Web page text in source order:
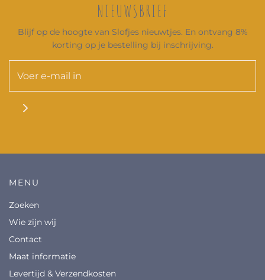
NIEUWSBRIEF
Blijf op de hoogte van Slofjes nieuwtjes. En ontvang 8%
korting op je bestelling bij inschrijving.
MENU
Zoeken
Wie zijn wij
Contact
Maat informatie
Levertijd & Verzendkosten